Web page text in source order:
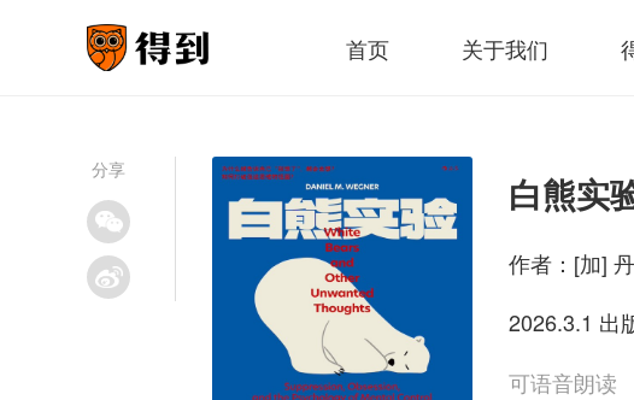
首页 关于我们
分享
白熊实
作者： [加]
2026.3.1 出
可语音朗读